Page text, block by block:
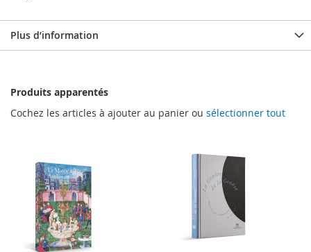
Plus d’information
Produits apparentés
Cochez les articles à ajouter au panier ou sélectionner tout